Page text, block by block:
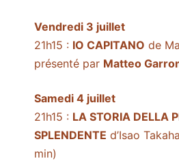
Vendredi 3 juillet
21h15 : IO CAPITANO de
présenté par Matteo
Samedi 4 juillet
21h15 : LA STORIA DELLA
SPLENDENTE d’Isao
min)